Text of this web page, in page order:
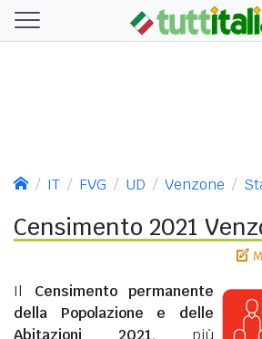
IT FVG UD Venzone
Censimento 2021
Il Censimento permanente
della Popolazione e delle
Abitazioni 2021, più